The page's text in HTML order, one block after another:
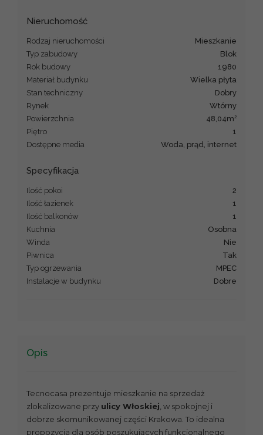
Nieruchomość
Rodzaj nieruchomości
mieszkanie
Typ zabudowy
blok
Rok budowy
1980
Materiał budynku
wielka płyta
Stan techniczny
dobry
Rynek
Wtórny
Powierzchnia
48,04m 2
Piętro
1
Dostępne media
woda, prąd, internet
Specyfikacja
Ilość pokoi
2
Ilość łazienek
1
Ilość balkonów
1
Kuchnia
osobna
Winda
Nie
Piwnica
Tak
Typ ogrzewania
MPEC
Instalacje w budynku
dobre
Opis
Tecnocasa prezentuje mieszkanie na sprzedaż
zlokalizowane przy ulicy Włoskiej , w spokojnej i
dobrze skomunikowanej części Krakowa. To idealna
propozycja dla osób poszukujących funkcjonalnego